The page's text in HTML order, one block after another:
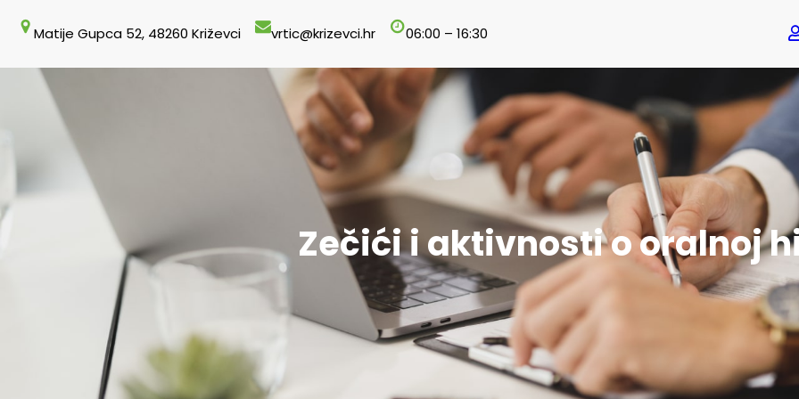
sadržaja
Matije Gupca 52, 48260 Križevci vrtic@krizevci.hr 06:00 – 16:30
Zečići i aktivnosti o oralnoj